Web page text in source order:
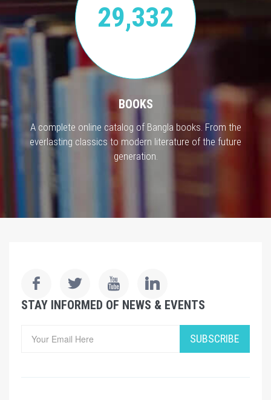
29,332
BOOKS
A complete online catalog of Bangla books. From the
everlasting classics to modern literature of the future
generation.
STAY INFORMED OF NEWS & EVENTS
SUBSCRIBE